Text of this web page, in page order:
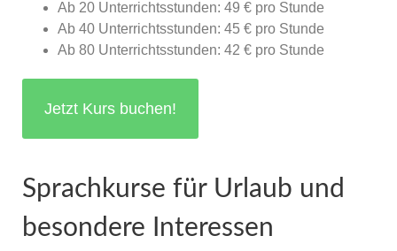
Ab 20 Unterrichtsstunden: 49 € pro Stunde
Ab 40 Unterrichtsstunden: 45 € pro Stunde
Ab 80 Unterrichtsstunden: 42 € pro Stunde
Jetzt Kurs buchen!
Sprachkurse für Urlaub und
besondere Interessen